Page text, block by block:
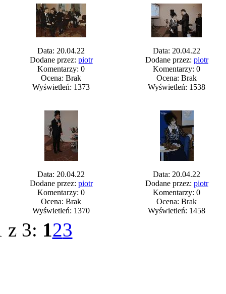
Data: 20.04.22
Dodane przez: piotr
Komentarzy: 0
Ocena: Brak
Wyświetleń: 1373
Data: 20.04.22
Dodane przez: piotr
Komentarzy: 0
Ocena: Brak
Wyświetleń: 1538
Data: 20.04.22
Dodane przez: piotr
Komentarzy: 0
Ocena: Brak
Wyświetleń: 1370
Data: 20.04.22
Dodane przez: piotr
Komentarzy: 0
Ocena: Brak
Wyświetleń: 1458
z 3: 123